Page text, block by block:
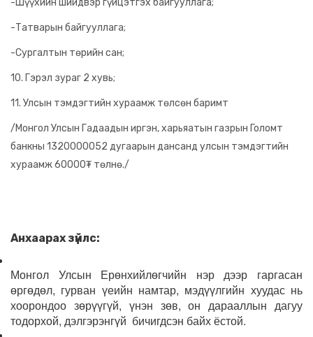
-Шүүхийн шийдвэр гүйцэтгэх байгууллага;
-Татварын байгууллага;
-Сургалтын төрийн сан;
10. Гэрэл зураг 2 хувь;
11. Улсын тэмдэгтийн хураамж төлсөн баримт
/Монгол Улсын Гадаадын иргэн, харьяатын газрын Голомт
банкны 1320000052 дугаарын дансанд улсын тэмдэгтийн
хураамж 60000₮ төлнө./
Анхаарах зүйлс:
Монгол Улсын Ерөнхийлөгчийн нэр дээр гаргасан
өргөдөл, гурван үеийн намтар, мэдүүлгийн хуудас нь
хоорондоо зөрүүгүй, үнэн зөв, он дарааллын дагуу
тодорхой, дэлгэрэнгүй бичигдсэн байх ёстой.